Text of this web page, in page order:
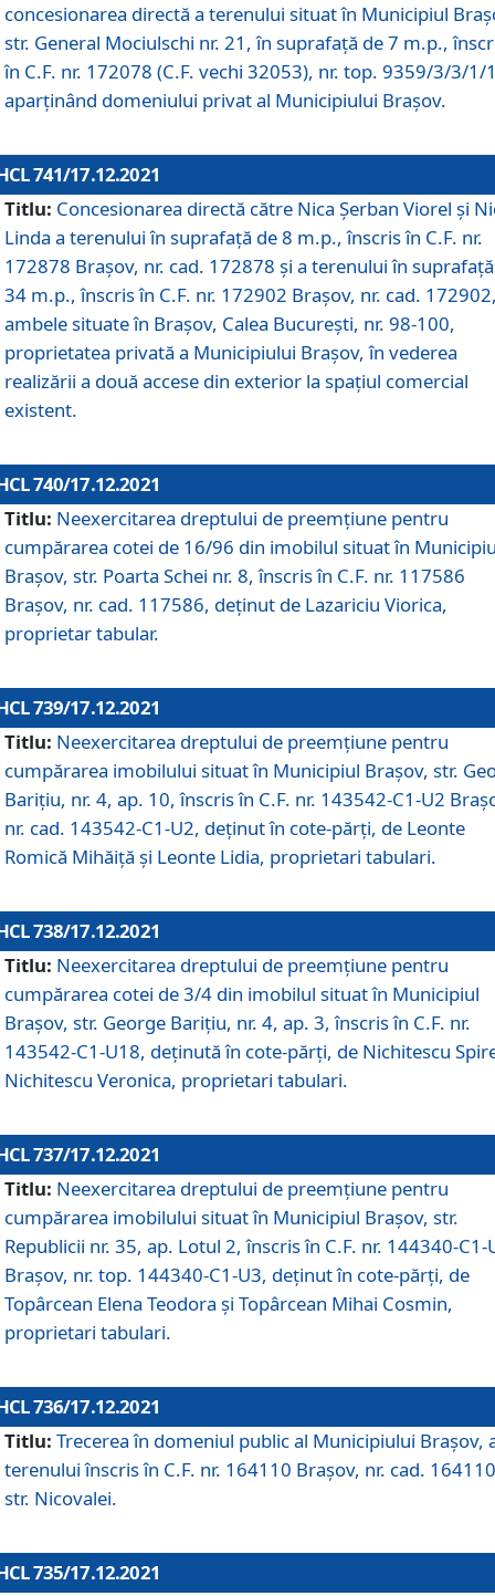
concesionarea directă a terenului situat în Municipiul
str. General Mociulschi nr. 21, în suprafață de 7 m.p.,
în C.F. nr. 172078 (C.F. vechi 32053), nr. top. 9359/3/3/1/
aparținând domeniului privat al Municipiului Brașov.
741/17.12.2021
Titlu: Concesionarea directă către Nica Șerban Viorel și
Linda a terenului în suprafață de 8 m.p., înscris în C.F. nr.
172878 Brașov, nr. cad. 172878 și a terenului în
34 m.p., înscris în C.F. nr. 172902 Brașov, nr. cad.
ambele situate în Brașov, Calea București, nr. 98-100,
proprietatea privată a Municipiului Brașov, în vederea
realizării a două accese din exterior la spațiul comercial
existent.
740/17.12.2021
Titlu: Neexercitarea dreptului de preemţiune pentru
cumpărarea cotei de 16/96 din imobilul situat în
Braşov, str. Poarta Schei nr. 8, înscris în C.F. nr. 117586
Brașov, nr. cad. 117586, deținut de Lazariciu Viorica,
proprietar tabular.
739/17.12.2021
Titlu: Neexercitarea dreptului de preemţiune pentru
cumpărarea imobilului situat în Municipiul Braşov, str.
Barițiu, nr. 4, ap. 10, înscris în C.F. nr. 143542-C1-U2
nr. cad. 143542-C1-U2, deținut în cote-părți, de Leonte
Romică Mihăiță și Leonte Lidia, proprietari tabulari.
738/17.12.2021
Titlu: Neexercitarea dreptului de preemţiune pentru
cumpărarea cotei de 3/4 din imobilul situat în Municipiul
Braşov, str. George Barițiu, nr. 4, ap. 3, înscris în C.F. nr.
143542-C1-U18, deținută în cote-părți, de Nichitescu
Nichitescu Veronica, proprietari tabulari.
737/17.12.2021
Titlu: Neexercitarea dreptului de preemţiune pentru
cumpărarea imobilului situat în Municipiul Braşov, str.
Republicii nr. 35, ap. Lotul 2, înscris în C.F. nr. 144340-C1-
Brașov, nr. top. 144340-C1-U3, deținut în cote-părți, de
Topârcean Elena Teodora și Topârcean Mihai Cosmin,
proprietari tabulari.
736/17.12.2021
Titlu: Trecerea în domeniul public al Municipiului Braşov,
terenului înscris în C.F. nr. 164110 Brașov, nr. cad.
str. Nicovalei.
735/17.12.2021